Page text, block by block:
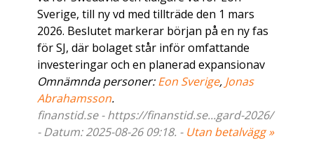
Sverige, till ny vd med tillträde den 1 mars
2026. Beslutet markerar början på en ny fas
för SJ, där bolaget står inför omfattande
investeringar och en planerad expansionav
Omnämnda personer:Eon Sverige, Jonas
Abrahamsson.
finanstid.se - https://finanstid.se...gard-2026/
- Datum: 2025-08-26 09:18. - Utan betalvägg »